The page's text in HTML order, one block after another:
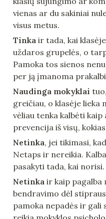
vienas ar du sakiniai
visus metus.
Tinka ir tada, kai
uždaros grupelės, o
Pamoka tos sienos
per ją įmanoma
Naudinga mokyklai
greičiau, o klasėje lieka
vėliau tenka kalbėti kaip
prevencija iš visų,
Netinka, jei tikimasi,
Netaps ir nereikia.
pasakyti tada, kai norisi.
Netinka ir kaip pagalba
bendravimo dėl
pamoka nepadės ir